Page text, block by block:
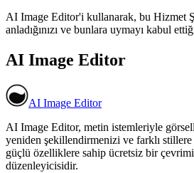
AI Image Editor'i kullanarak, bu Hizmet
anladığınızı ve bunlara uymayı kabul
AI Image Editor
AI Image Editor
AI Image Editor, metin istemleriyle
yeniden şekillendirmenizi ve farklı
güçlü özelliklere sahip ücretsiz bir
düzenleyicisidir.